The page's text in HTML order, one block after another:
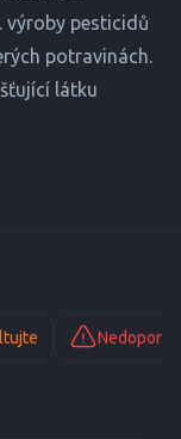
výroby pesticidů
potravinách.
látku